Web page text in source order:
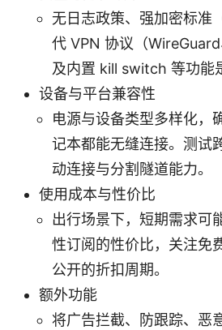
无日志政策、强加密标准
代 VPN 协议（
及内置 kill switch 等功能
设备与平台兼容性
电源与设备类型多样化，
记本都能无缝连接。测试
动连接与分割隧道能力。
使用成本与性价比
出行场景下，短期需求可
性订阅的性价比，关注免
公开的折扣周期。
额外功能
将广告拦截、防跟踪、恶